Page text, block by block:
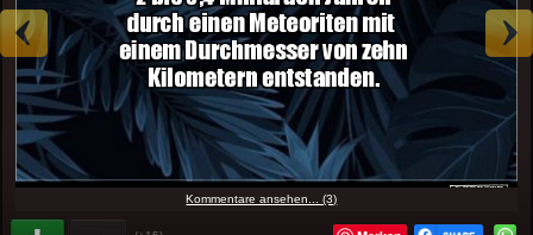
Kommentare ansehen... (3)